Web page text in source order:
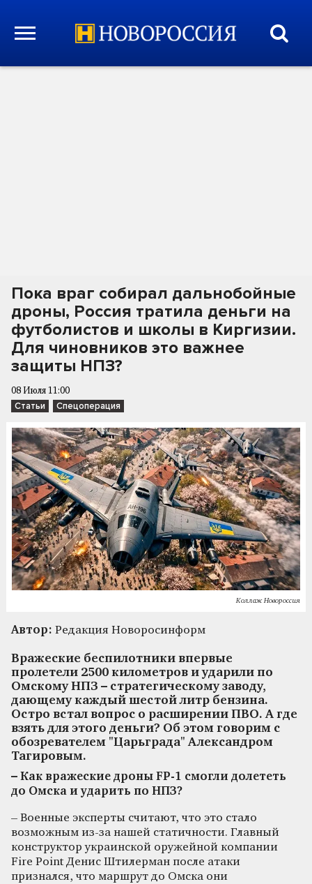
Пока враг собирал дальнобойные
дроны, Россия тратила деньги на
футболистов и школы в Киргизии.
Для чиновников это важнее
защиты НПЗ?
08 Июля 11:00
Статьи Спецоперация
Коллаж Новороссия
Автор: Редакция Новоросинформ
Вражеские беспилотники впервые
пролетели 2500 километров и ударили по
Омскому НПЗ – стратегическому заводу,
дающему каждый шестой литр бензина.
Остро встал вопрос о расширении ПВО. А где
взять для этого деньги? Об этом говорим с
обозревателем "Царьграда" Александром
Тагировым.
– Как вражеские дроны FP-1 смогли долететь
до Омска и ударить по НПЗ?
– Военные эксперты считают, что это стало
возможным из-за нашей статичности. Главный
конструктор украинской оружейной компании
Fire Point Денис Штилерман после атаки
признался, что маршрут до Омска они